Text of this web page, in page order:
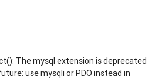
The mysql extension is deprecated
use mysqli or PDO instead in